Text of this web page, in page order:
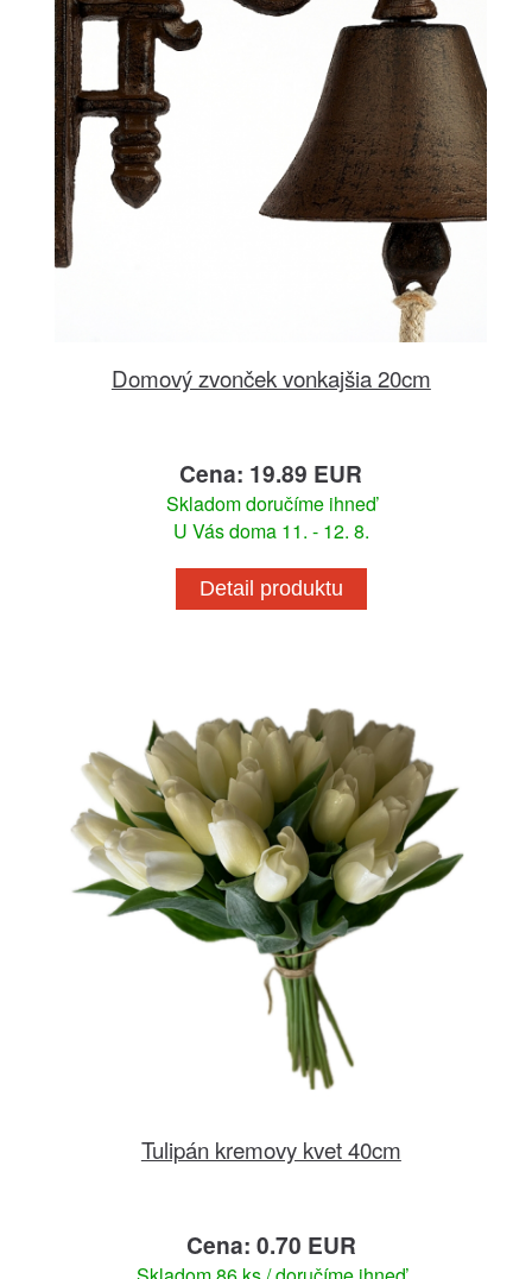
Domový zvonček vonkajšia 20cm
Cena: 19.89 EUR
Skladom doručíme ihneď
U Vás doma 11. - 12. 8.
Detail produktu
Tulipán kremovy kvet 40cm
Cena: 0.70 EUR